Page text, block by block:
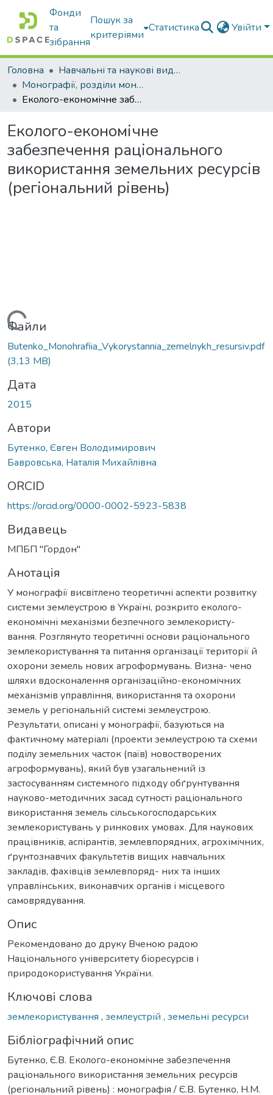
Фонди
та
зібрання
Пошук за
критеріями
Статистика Увійти
Головна
Навчальні та наукові видання
Монографії, розділи монографій, доповіді
Еколого-економічне забезпечення раціонального використання земельних ресурсів (регіональний рівень)
Еколого-економічне
забезпечення раціонального
використання земельних ресурсів
(регіональний рівень)
Вантажиться...
Файли
Butenko_Monohrafiia_Vykorystannia_zemelnykh_resursiv.pdf
(3,13 MB)
Дата
2015
Автори
Бутенко, Євген Володимирович
Бавровська, Наталія Михайлівна
ORCID
https://orcid.org/0000-0002-5923-5838
Видавець
МПБП "Гордон"
Анотація
У монографії висвітлено теоретичні аспекти розвитку
системи землеустрою в Україні, розкрито еколого-
еконoмічні механізми безпечного землекористу-
вання. Розглянуто теоретичні основи раціонального
землекористування та питання організації території й
охорони земель нових агроформувань. Визна- чено
шляхи вдосконалення організаційно-економічних
механізмів управління, використання та охорони
земель у регіональній системі землеустрою.
Результати, описані у монографії, базуються на
фактичному матеріалі (проекти землеустрою та схеми
поділу земельних часток (паїв) новостворених
агроформувань), який був узагальнений із
застосуванням системного підходу обґрунтування
науково-методичних засад сутності раціонального
використання земель сільськогосподарських
землекористувань у ринкових умовах. Для наукових
працівників, аспірантів, землевпорядних, агрохімічних,
ґрунтознавчих факультетів вищих навчальних
закладів, фахівців землевпоряд- них та інших
управлінських, виконавчих органів і місцевого
самоврядування.
Опис
Рекомендовано до друку Вченою радою
Національного університету біоресурсів і
природокористування України.
Ключові слова
землекористування , землеустрій , земельні ресурси
Бібліографічний опис
Бутенко, Є.В. Еколого-економічне забезпечення
раціонального використання земельних ресурсів
(регіональний рівень) : монографія / Є.В. Бутенко, Н.М.